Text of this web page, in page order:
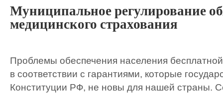
Муниципальное регулирование
медицинского страхования
Проблемы обеспечения населения
в соответствии с гарантиями, которые
Конституции РФ, не новы для нашей страны.